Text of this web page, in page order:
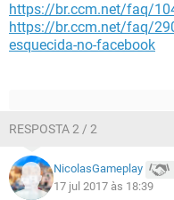
https://br.ccm.net/faq/
https://br.ccm.net/faq/
esquecida-no-facebook
RESPOSTA 2 / 2
NicolasGameplay
17 jul 2017 às 18:39